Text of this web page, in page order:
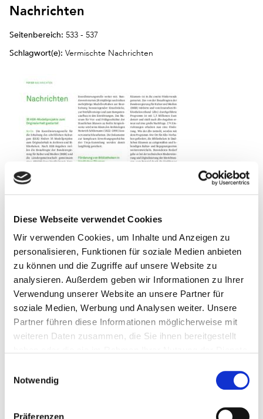
Diese Webseite verwendet Cookies
Wir verwenden Cookies, um Inhalte und Anzeigen zu
personalisieren, Funktionen für soziale Medien anbieten
zu können und die Zugriffe auf unsere Website zu
analysieren. Außerdem geben wir Informationen zu Ihrer
Verwendung unserer Website an unsere Partner für
soziale Medien, Werbung und Analysen weiter. Unsere
Partner führen diese Informationen möglicherweise mit
weiteren Daten zusammen, die Sie ihnen bereitgestellt
Notwendig
Präferenzen
Nachrichten
Seitenbereich: 533 - 537
Schlagwort(e): Vermischte Nachrichten
Hochschule der Medien Stuttgart
bietet Certificate of Advanced Studies
Seitenbereich:
Pädagogik, Weiterbildungkurs, Zertifikat